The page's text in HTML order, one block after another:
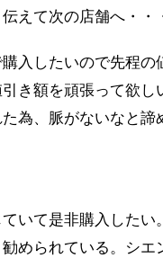
えて次の店舗へ・・
入したいので先程
き額を頑張って欲し
為、脈がないなと諦
いて是非購入したい
められている。シエ